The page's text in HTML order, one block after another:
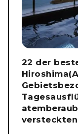
22 der